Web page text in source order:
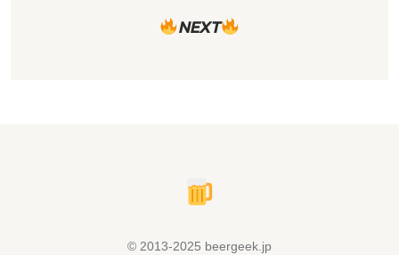
NEXT
© 2013-2025 beergeek.jp